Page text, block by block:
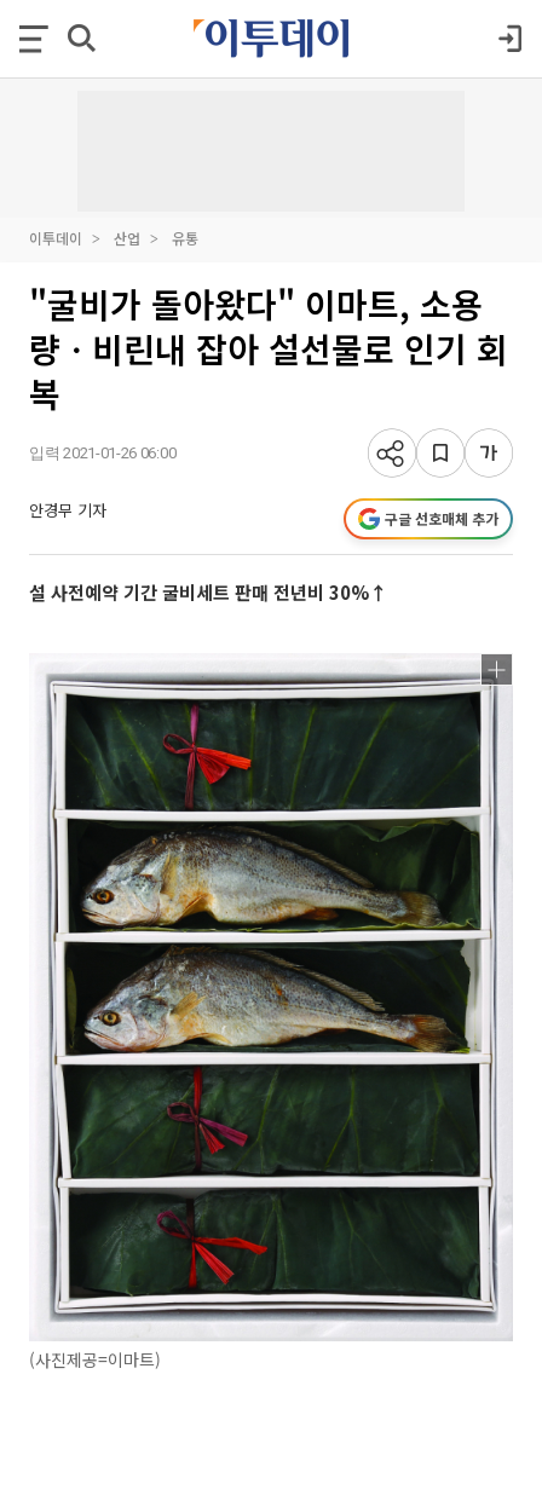
이투데이 산업 유통
"굴비가 돌아왔다" 이마트, 소용
량ㆍ비린내 잡아 설선물로 인기 회
복
입력 2021-01-26 06:00
안경무 기자 구글 선호매체 추가
설 사전예약 기간 굴비세트 판매 전년비 30%↑
(사진제공=이마트)